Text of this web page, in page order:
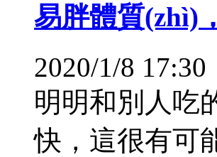
易胖體質(zhì)
2020/1/8 17:30
明明和別人吃
快，這很有可